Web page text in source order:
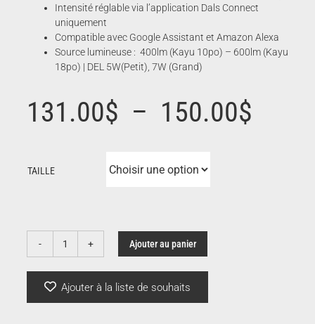
Intensité réglable via l’application Dals Connect
uniquement
Compatible avec Google Assistant et Amazon Alexa
Source lumineuse : 400lm (Kayu 10po) – 600lm (Kayu
18po) | DEL 5W(Petit), 7W (Grand)
131.00$ – 150.00$
TAILLE
quantité
Ajouter au panier
Ajouter à la liste de souhaits